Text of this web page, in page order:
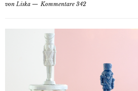
von Liska Kommentare 342